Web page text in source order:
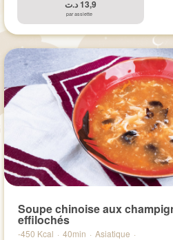
13,9د.ت
par assiette
Soupe chinoise aux
effilochés
-450 Kcal · 40min · Asiatique ·